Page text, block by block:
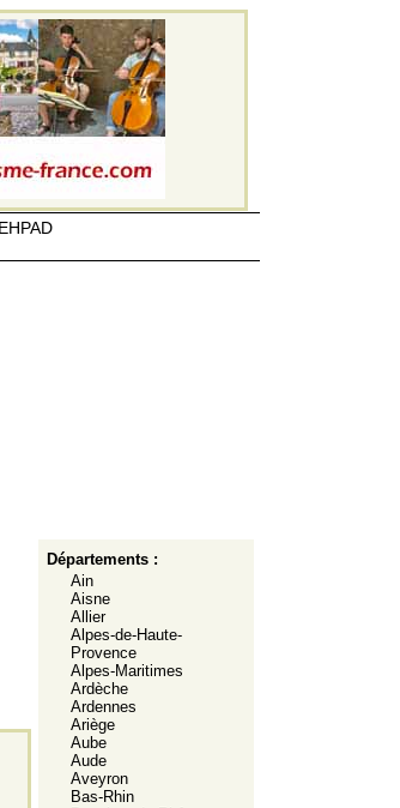
Départements :
Ain
Aisne
Allier
Alpes-de-Haute-
Provence
Alpes-Maritimes
Ardèche
Ardennes
Ariège
Aube
Aude
Aveyron
Bas-Rhin